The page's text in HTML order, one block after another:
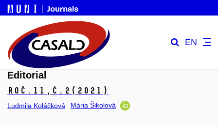
EN
Editorial
Roč.11, č.2 (2021)
Ludmila Koláčková Mária Šikolová